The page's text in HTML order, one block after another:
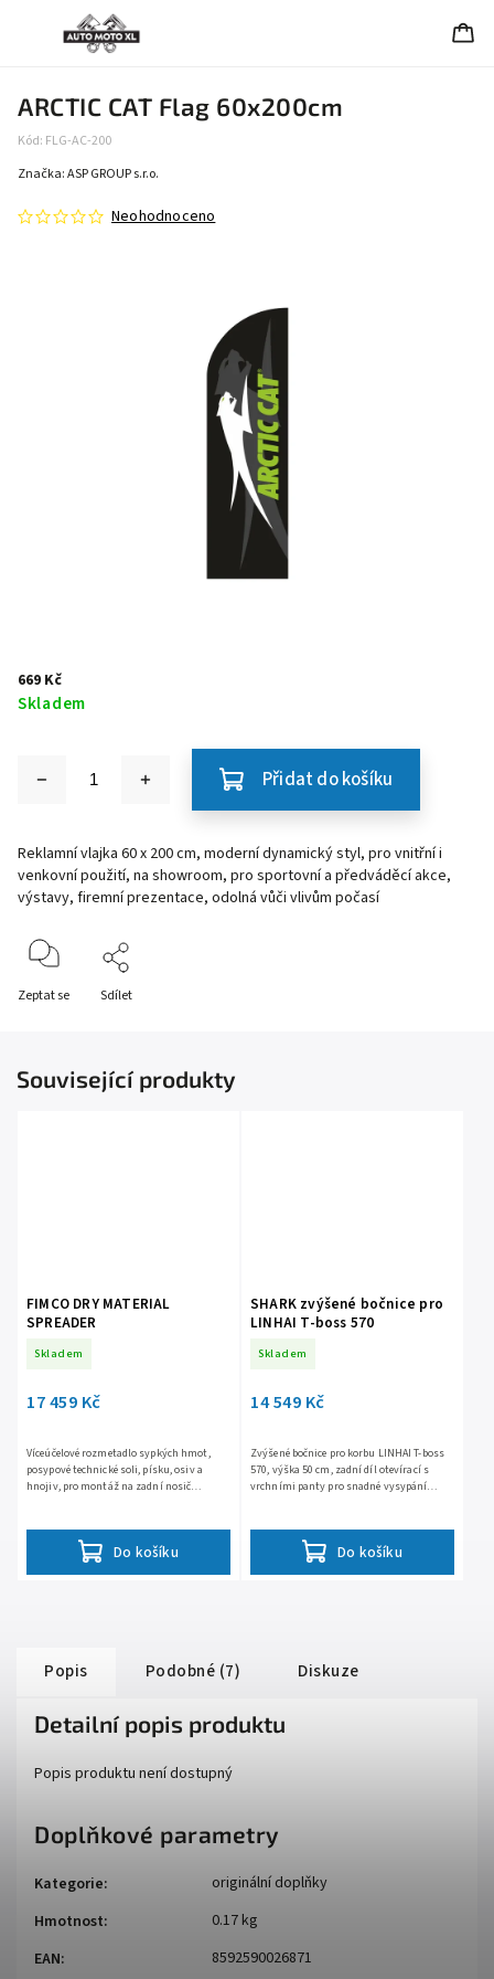
ARCTIC CAT Flag 60x200cm
Kód: FLG-AC-200
Neohodnoceno
Značka:ASP GROUP s.r.o.
669 Kč
Skladem
Přidat do košíku
Reklamní vlajka 60 x 200 cm, moderní dynamický styl, pro vnitřní i
venkovní použití, na showroom, pro sportovní a předváděcí akce,
výstavy, firemní prezentace, odolná vůči vlivům počasí
Zeptat se Sdílet
Související produkty
FIMCO DRY MATERIAL
SPREADER
Skladem
17 459 Kč
Do košíku
Víceúčelové rozmetadlo sypkých hmot,
posypové technické soli, písku, osiv a
hnojiv, pro montáž na zadní nosič
SHARK zvýšené bočnice pro
LINHAI T-boss 570
Skladem
14 549 Kč
Do košíku
Zvýšené bočnice pro korbu LINHAI T-boss
570, výška 50 cm, zadní díl otevírací s
vrchními panty pro snadné vysypání
Popis Podobné (7) Diskuze
Detailní popis produktu
Popis produktu není dostupný
Doplňkové parametry
Kategorie:
originální doplňky
Hmotnost:
0.17 kg
EAN: 8592590026871